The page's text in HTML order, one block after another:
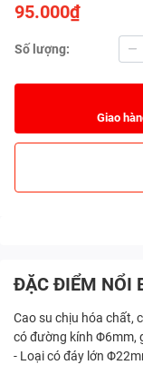
95.000₫
Số lượng:
Giao
ĐẶC ĐIỂM NỔI
Cao su chịu hóa chất,
có đường kính Φ6mm,
- Loại có đáy lớn